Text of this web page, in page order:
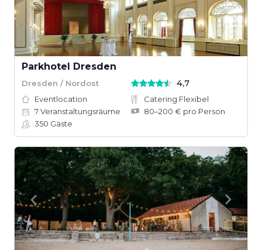
Parkhotel Dresden
Dresden / Nordost 4,7
Eventlocation
Catering Flexibel
7Veranstaltungsräume
80–200 € pro Person
350 Gäste